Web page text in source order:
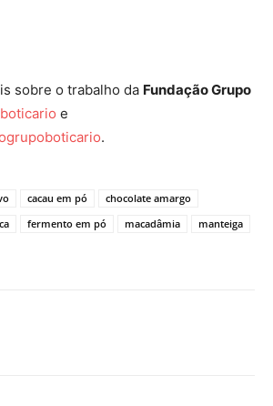
sobre o trabalho da Fundação Grupo
e
.
cacau em pó
chocolate amargo
fermento em pó macadâmia
manteiga